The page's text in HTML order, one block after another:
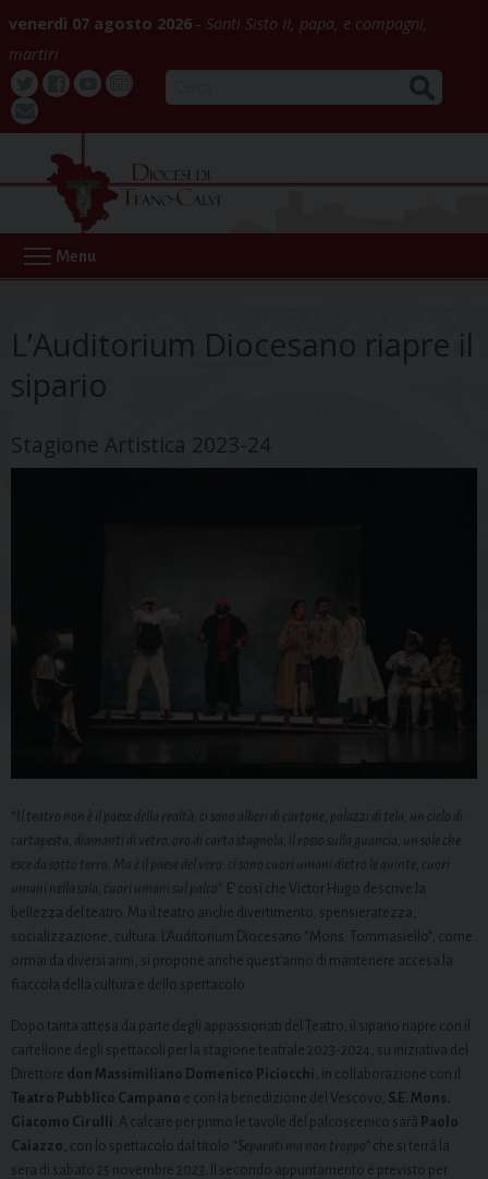
content
venerdì 07 agosto 2026
Santi Sisto II, papa, e compagni,
martiri
Twitter
Buona
webmail
Menu
L’Auditorium Diocesano riapre il
sipario
Stagione Artistica 2023-24
“Il teatro non è il paese della realtà: ci sono alberi di cartone, palazzi di tela, un cielo di
cartapesta, diamanti di vetro, oro di carta stagnola, il rosso sulla guancia, un sole che
esce da sotto terra. Ma è il paese del vero: ci sono cuori umani dietro le quinte, cuori
umani nella sala, cuori umani sul palco”. E’ così che Victor Hugo descrive la
bellezza del teatro. Ma il teatro anche divertimento, spensieratezza,
socializzazione, cultura. L’Auditorium Diocesano “Mons. Tommasiello”, come
ormai da diversi anni, si propone anche quest’anno di mantenere accesa la
fiaccola della cultura e dello spettacolo.
Dopo tanta attesa da parte degli appassionati del Teatro, il sipario riapre con il
cartellone degli spettacoli per la stagione teatrale 2023-2024, su iniziativa del
Direttore don Massimiliano Domenico Piciocchi
, in collaborazione con il
Teatro Pubblico Campano e con la benedizione del Vescovo, S.E. Mons.
Giacomo Cirulli . A calcare per primo le tavole del palcoscenico sarà Paolo
Caiazzo , con lo spettacolo dal titolo “ Separati ma non troppo” che si terrà la
sera di sabato 25 novembre 2023. Il secondo appuntamento è previsto per